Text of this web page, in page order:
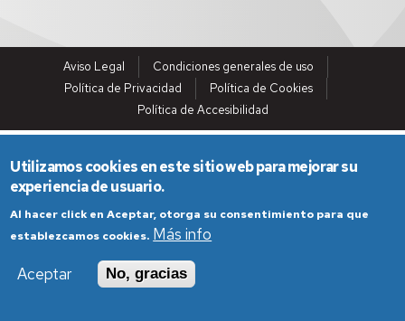
Aviso Legal
Condiciones generales de uso
Política de Privacidad
Política de Cookies
Política de Accesibilidad
Utilizamos cookies en este sitio web para mejorar su
experiencia de usuario.
Al hacer click en Aceptar, otorga su consentimiento para que
establezcamos cookies. Más info
Aceptar
No, gracias